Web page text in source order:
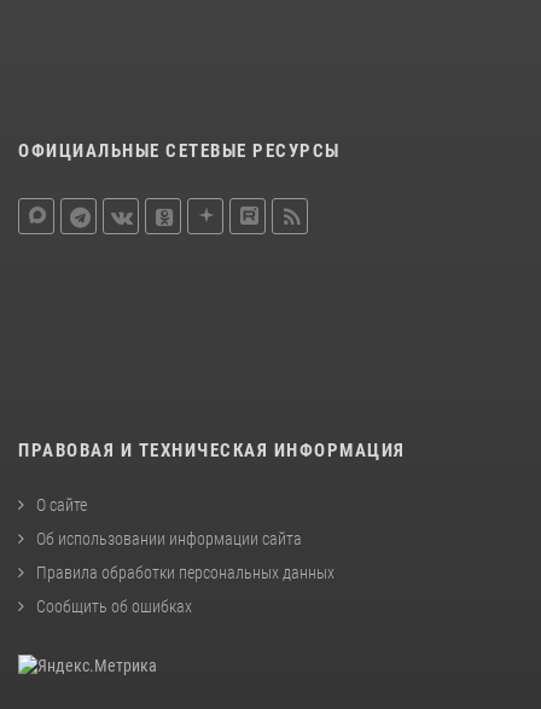
ОФИЦИАЛЬНЫЕ СЕТЕВЫЕ РЕСУРСЫ
ПРАВОВАЯ И ТЕХНИЧЕСКАЯ ИНФОРМАЦИЯ
О сайте
Об использовании информации сайта
Правила обработки персональных данных
Сообщить об ошибках